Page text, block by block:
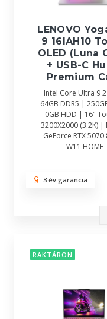
LENOVO
9 16IAH10
OLED (Luna
+ USB-C
Premium
Intel Core Ultra 9
64GB DDR5 |
0GB HDD | 16"
3200X2000 (3.2K) |
GeForce RTX 5070
W11 HOME
3 év garancia
RAKTÁRON